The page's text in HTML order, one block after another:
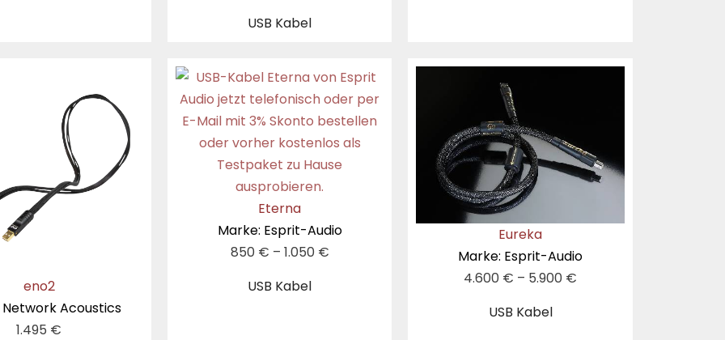
USB Kabel
eno2
Acoustics
1.495 €
USB Kabel
Eterna
Marke: Esprit-Audio
850 € – 1.050 €
USB Kabel
Eureka
Marke: Esprit-Audio
4.600 € – 5.900 €